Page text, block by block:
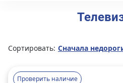
Сортировать: Сначала
Проверить наличие